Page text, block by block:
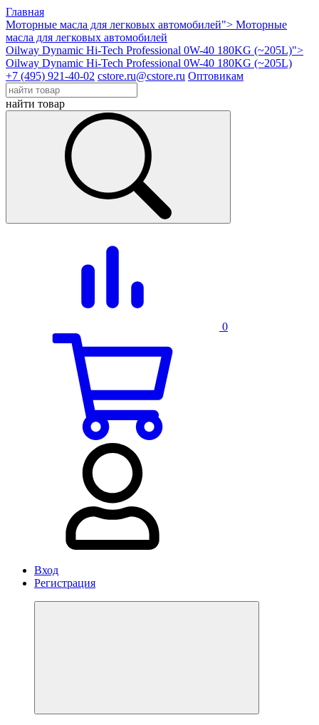
Главная
Моторные масла для легковых автомобилей"> Моторные
масла для легковых автомобилей
Oilway Dynamic Hi-Tech Professional 0W-40 180KG (~205L)">
Oilway Dynamic Hi-Tech Professional 0W-40 180KG (~205L)
+7 (495) 921-40-02 cstore.ru@cstore.ru Оптовикам
найти товар
0
Вход
Регистрация